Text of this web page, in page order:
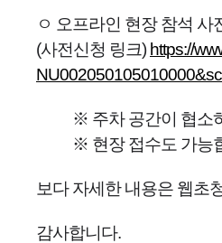
ㅇ 오프라인 현장 참석 사
(사전신청 링크) https://
※ 주차 공간이 협소
※ 현장 접수도 가능
보다 자세한 내용은 웹초
감사합니다.